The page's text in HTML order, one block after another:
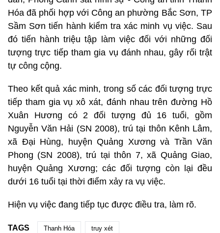
Hóa đã phối hợp với Công an phường Bắc Sơn, TP
Sầm Sơn tiến hành kiểm tra xác minh vụ việc. Sau
đó tiến hành triệu tập làm việc đối với những đối
tượng trực tiếp tham gia vụ đánh nhau, gây rối trật
tự công cộng.
Theo kết quả xác minh, trong số các đối tượng trực
tiếp tham gia vụ xô xát, đánh nhau trên đường Hồ
Xuân Hương có 2 đối tượng đủ 16 tuổi, gồm
Nguyễn Văn Hải (SN 2008), trú tại thôn Kênh Lâm,
xã Đại Hùng, huyện Quảng Xương và Trần Văn
Phong (SN 2008), trú tại thôn 7, xã Quảng Giao,
huyện Quảng Xương; các đối tượng còn lại đều
dưới 16 tuổi tại thời điểm xảy ra vụ việc.
Hiện vụ việc đang tiếp tục được điều tra, làm rõ.
TAGS Thanh Hóa truy xét